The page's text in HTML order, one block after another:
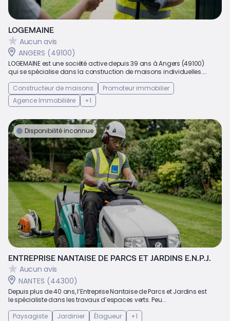
LOGEMAINE
Aucun avis
ANGERS (49100)
LOGEMAINE est une société active depuis 39 ans à Angers (49100)
qui se spécialise dans la construction de maisons individuelles....
Constructeur de maisons
Promoteur immobilier
Agence Immobilière
+1
Disponibilité inconnue
ENTREPRISE NANTAISE DE PARCS ET JARDINS E.N.P.J.
Aucun avis
NANTES (44300)
Depuis plus de 40 ans, l’Entreprise Nantaise de Parcs et Jardins est
le spécialiste dans les travaux d’espaces verts. Peu...
Paysagiste
Jardinier Élagueur +1